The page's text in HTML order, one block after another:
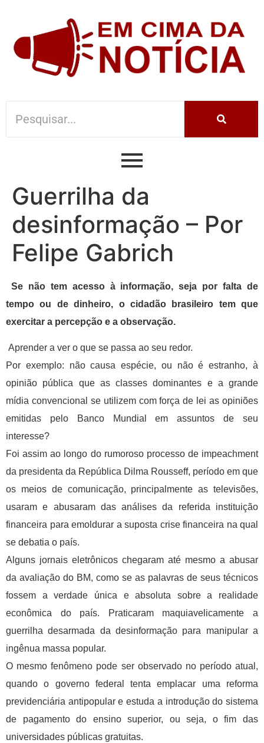
Guerrilha da
desinformação – Por
Felipe Gabrich
Se não tem acesso à informação, seja por falta de
tempo ou de dinheiro, o cidadão brasileiro tem que
exercitar a percepção e a observação.
Aprender a ver o que se passa ao seu redor.
Por exemplo: não causa espécie, ou não é estranho, à
opinião pública que as classes dominantes e a grande
mídia convencional se utilizem com força de lei as opiniões
emitidas pelo Banco Mundial em assuntos de seu
interesse?
Foi assim ao longo do rumoroso processo de impeachment
da presidenta da República Dilma Rousseff, período em que
os meios de comunicação, principalmente as televisões,
usaram e abusaram das análises da referida instituição
financeira para emoldurar a suposta crise financeira na qual
se debatia o país.
Alguns jornais eletrônicos chegaram até mesmo a abusar
da avaliação do BM, como se as palavras de seus técnicos
fossem a verdade única e absoluta sobre a realidade
econômica do país. Praticaram maquiavelicamente a
guerrilha desarmada da desinformação para manipular a
ingênua massa popular.
O mesmo fenômeno pode ser observado no período atual,
quando o governo federal tenta emplacar uma reforma
previdenciária antipopular e estuda a introdução do sistema
de pagamento do ensino superior, ou seja, o fim das
universidades públicas gratuitas.